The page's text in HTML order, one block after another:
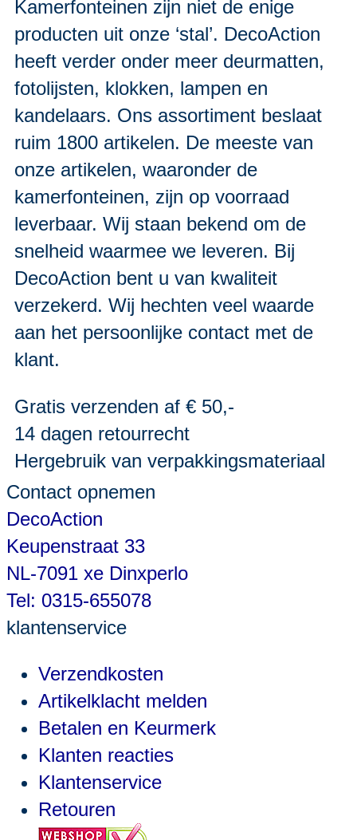
Kamerfonteinen zijn niet de enige
producten uit onze ‘stal’. DecoAction
heeft verder onder meer deurmatten,
fotolijsten, klokken, lampen en
kandelaars. Ons assortiment beslaat
ruim 1800 artikelen. De meeste van
onze artikelen, waaronder de
kamerfonteinen, zijn op voorraad
leverbaar. Wij staan bekend om de
snelheid waarmee we leveren. Bij
DecoAction bent u van kwaliteit
verzekerd. Wij hechten veel waarde
aan het persoonlijke contact met de
klant.
Gratis verzenden af € 50,-
14 dagen retourrecht
Hergebruik van verpakkingsmateriaal
Contact opnemen
DecoAction
Keupenstraat 33
NL-7091 xe Dinxperlo
Tel: 0315-655078
klantenservice
Verzendkosten
Artikelklacht melden
Betalen en Keurmerk
Klanten reacties
Klantenservice
Retouren